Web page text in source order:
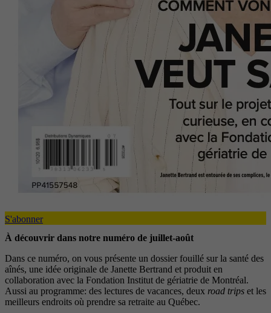
S'abonner
À découvrir dans notre numéro de juillet-août
Dans ce numéro, on vous présente un dossier fouillé sur la santé des
aînés, une idée originale de Janette Bertrand et produit en
collaboration avec la Fondation Institut de gériatrie de Montréal.
Aussi au programme: des lectures de vacances, deux road trips et les
meilleurs endroits où prendre sa retraite au Québec.